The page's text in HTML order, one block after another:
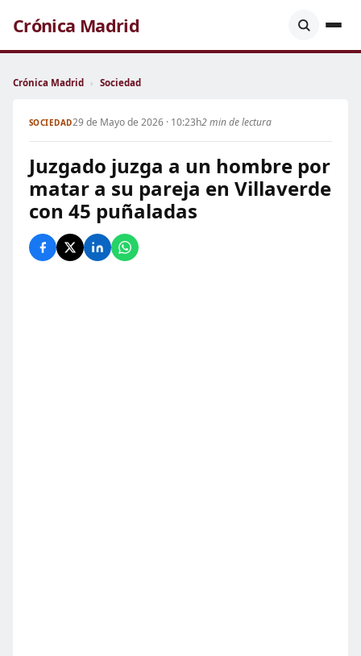
Crónica Madrid
Crónica Madrid › Sociedad
SOCIEDAD29 de Mayo de 2026 · 10:23h2 min de lectura
Juzgado juzga a un hombre por
matar a su pareja en Villaverde
con 45 puñaladas